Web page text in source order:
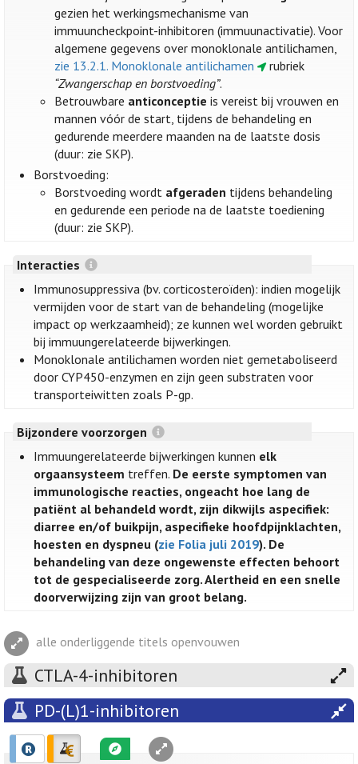
gezien het werkingsmechanisme van
immuuncheckpoint-inhibitoren (immuunactivatie). Voor
algemene gegevens over monoklonale antilichamen,
zie 13.2.1. Monoklonale antilichamen
rubriek
“Zwangerschap en borstvoeding”.
Betrouwbare anticonceptie is vereist bij vrouwen en
mannen vóór de start, tijdens de behandeling en
gedurende meerdere maanden na de laatste dosis
(duur: zie SKP).
Borstvoeding:
Borstvoeding wordt afgeraden tijdens behandeling
en gedurende een periode na de laatste toediening
(duur: zie SKP).
Interacties
Immunosuppressiva (bv. corticosteroïden): indien mogelijk
vermijden voor de start van de behandeling (mogelijke
impact op werkzaamheid); ze kunnen wel worden gebruikt
bij immuungerelateerde bijwerkingen.
Monoklonale antilichamen worden niet gemetaboliseerd
door CYP450-enzymen en zijn geen substraten voor
transporteiwitten zoals P-gp.
Bijzondere voorzorgen
Immuungerelateerde bijwerkingen kunnen elk
orgaansysteem treffen. De eerste symptomen van
immunologische reacties, ongeacht hoe lang de
patiënt al behandeld wordt, zijn dikwijls aspecifiek:
diarree en/of buikpijn, aspecifieke hoofdpijnklachten,
hoesten en dyspneu (zie Folia juli 2019). De
behandeling van deze ongewenste effecten behoort
tot de gespecialiseerde zorg. Alertheid en een snelle
doorverwijzing zijn van groot belang.
alle onderliggende titels openvouwen
CTLA-4-inhibitoren
PD-(L)1-inhibitoren